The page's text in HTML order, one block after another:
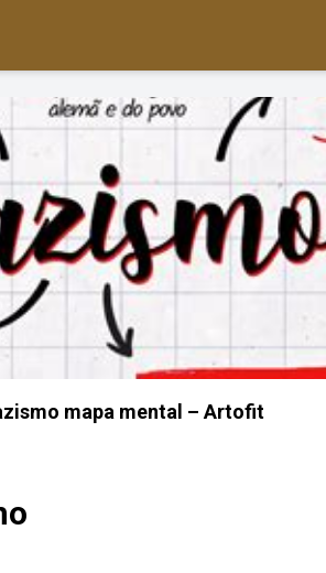
mapa mental – Artofit